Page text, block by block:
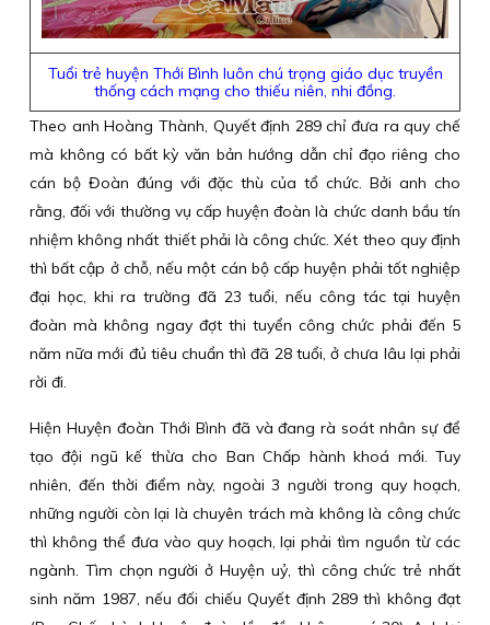
Tuổi trẻ huyện Thới Bình luôn chú trọng giáo dục truyền
thống cách mạng cho thiếu niên, nhi đồng.
Theo anh Hoàng Thành, Quyết định 289 chỉ đưa ra quy chế
mà không có bất kỳ văn bản hướng dẫn chỉ đạo riêng cho
cán bộ Đoàn đúng với đặc thù của tổ chức. Bởi anh cho
rằng, đối với thường vụ cấp huyện đoàn là chức danh bầu tín
nhiệm không nhất thiết phải là công chức. Xét theo quy định
thì bất cập ở chỗ, nếu một cán bộ cấp huyện phải tốt nghiệp
đại học, khi ra trường đã 23 tuổi, nếu công tác tại huyện
đoàn mà không ngay đợt thi tuyển công chức phải đến 5
năm nữa mới đủ tiêu chuẩn thì đã 28 tuổi, ở chưa lâu lại phải
rời đi.
Hiện Huyện đoàn Thới Bình đã và đang rà soát nhân sự để
tạo đội ngũ kế thừa cho Ban Chấp hành khoá mới. Tuy
nhiên, đến thời điểm này, ngoài 3 người trong quy hoạch,
những người còn lại là chuyên trách mà không là công chức
thì không thể đưa vào quy hoạch, lại phải tìm nguồn từ các
ngành. Tìm chọn người ở Huyện uỷ, thì công chức trẻ nhất
sinh năm 1987, nếu đối chiếu Quyết định 289 thì không đạt